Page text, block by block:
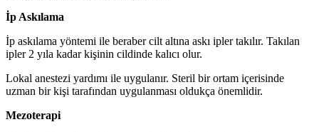
İp Askılama
İp askılama yöntemi ile beraber cilt altına askı ipler takılır. Takılan
ipler 2 yıla kadar kişinin cildinde kalıcı olur.
Lokal anestezi yardımı ile uygulanır. Steril bir ortam içerisinde
uzman bir kişi tarafından uygulanması oldukça önemlidir.
Mezoterapi